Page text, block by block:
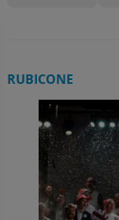
RUBICONE